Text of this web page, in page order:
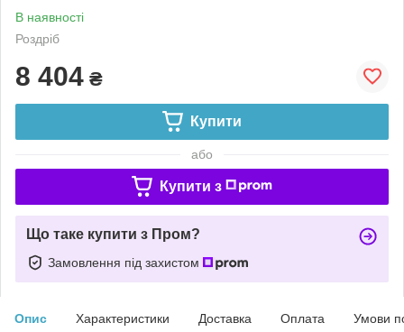
В наявності
Роздріб
8 404 ₴
Купити
або
Купити з
Що таке купити з Пром?
Замовлення під захистом
Опис Характеристики Доставка Оплата Умови